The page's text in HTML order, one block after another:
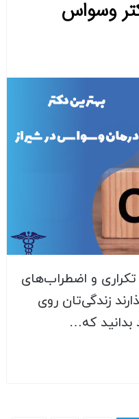
وسواس
و اضطراب‌های
زندگی‌تان روی
بدانید که…